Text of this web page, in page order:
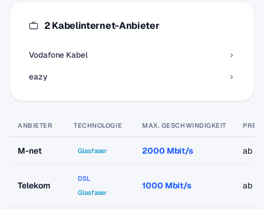
2 Kabelinternet-Anbieter
Vodafone Kabel
eazy
ANBIETER TECHNOLOGIE MAX. GESCHWINDIGKEIT
M-net Glasfaser 2000 Mbit/s ab
Telekom
DSL
Glasfaser
1000 Mbit/s ab